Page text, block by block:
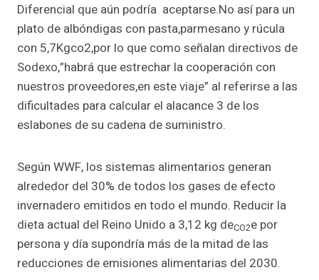
Diferencial que aún podría aceptarse.No así para un
plato de albóndigas con pasta,parmesano y rúcula
con 5,7Kgco2,por lo que como señalan directivos de
Sodexo,”habrá que estrechar la cooperación con
nuestros proveedores,en este viaje” al referirse a las
dificultades para calcular el alacance 3 de los
eslabones de su cadena de suministro.
Según WWF, los sistemas alimentarios generan
alrededor del 30% de todos los gases de efecto
invernadero emitidos en todo el mundo. Reducir la
dieta actual del Reino Unido a 3,12 kg deCO2e por
persona y día supondría más de la mitad de las
reducciones de emisiones alimentarias del 2030.